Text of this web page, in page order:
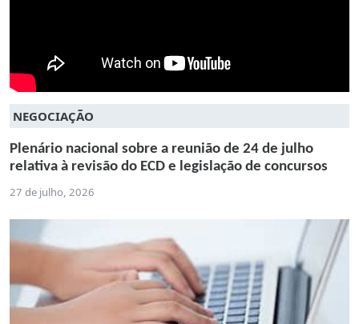
NEGOCIAÇÃO
Plenário nacional sobre a reunião de 24 de julho
relativa à revisão do ECD e legislação de concursos
27 de julho, 2026